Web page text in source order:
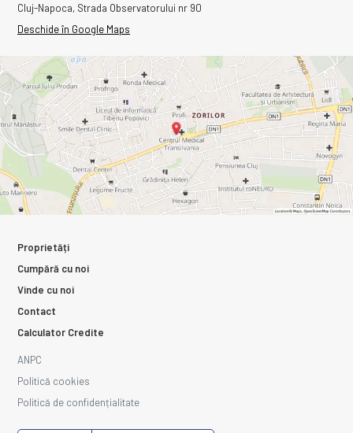
Cluj-Napoca, Strada Observatorului nr 90
Deschide în Google Maps
Proprietăți
Cumpără cu noi
Vinde cu noi
Contact
Calculator Credite
ANPC
Politică cookies
Politică de confidențialitate